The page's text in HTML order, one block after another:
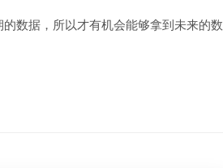
数据，所以才有机会能够拿到未来的数